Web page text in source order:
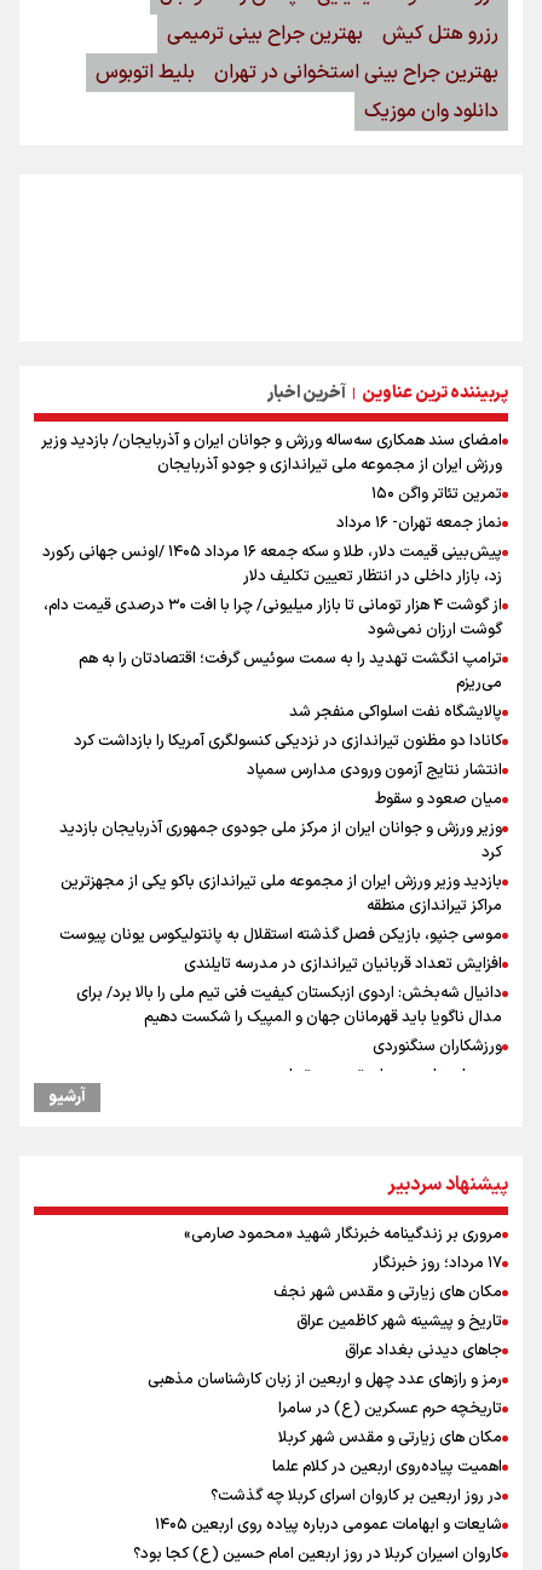
پربیننده ترین عناوین | آخرین اخبار
امضای سند همکاری سه‌ساله ورزش و جوانان ایران و آذربایجان/ بازدید وزیر
ورزش ایران از مجموعه ملی تیراندازی و جودو آذربایجان
تمرین تئاتر واگن ۱۵۰
نماز جمعه تهران- ۱۶ مرداد
پیش‌بینی قیمت دلار، طلا و سکه جمعه ۱۶ مرداد ۱۴۰۵ /اونس جهانی رکورد
زد، بازار داخلی در انتظار تعیین تکلیف دلار
از گوشت ۴ هزار تومانی تا بازار میلیونی/ چرا با افت ۳۰ درصدی قیمت دام،
گوشت ارزان نمی‌شود
ترامپ انگشت تهدید را به سمت سوئیس گرفت؛ اقتصادتان را به هم
می‌ریزم
پالایشگاه نفت اسلواکی منفجر شد
کانادا دو مظنون تیراندازی در نزدیکی کنسولگری آمریکا را بازداشت کرد
انتشار نتایج آزمون ورودی مدارس سمپاد
میان صعود و سقوط
وزیر ورزش و جوانان ایران از مرکز ملی جودوی جمهوری آذربایجان بازدید
کرد
بازدید وزیر ورزش ایران از مجموعه ملی تیراندازی باکو یکی از مجهزترین
مراکز تیراندازی منطقه
موسی جنپو، بازیکن فصل گذشته استقلال به پانتولیکوس یونان پیوست
افزایش تعداد قربانیان تیراندازی در مدرسه تایلندی
دانیال شه‌بخش: اردوی ازبکستان کیفیت فنی تیم ملی را بالا برد/ برای
مدال ناگویا باید قهرمانان جهان و المپیک را شکست دهیم
ورزشکاران سنگنوردی
یمن، ایستاده در برابر تحریم و تجاوز
رئیس جمهور : آیا انجام مذاکرات باعث بروز جنگ شد؟
پزشکیان : آمریکا تلاش می‌کند همسایگان را علیه ما بسیج کند
خطیب جمعه تهران: دشمن شکست مفتضحانه خورده و به التماس افتاده،
ادبیات باخت را هم بلد نیست
افتتاحیه جشنواره نمايش عروسكى تهران-مبارك
دلیل تأکید پزشکیان بر اجرای طرح محله‌محوری و مسجدمحوری چیست؟
خبر سخنگوی کمیسیون امنیت از توافق در چارچوب کلی مذاکرات ایران و
عمان بر سر تنگه هرمز
آرشیو
پیشنهاد سردبیر
مروری بر زندگینامه خبرنگار شهید «محمود صارمی»
۱۷ مرداد؛ روز خبرنگار
مکان های زیارتی و مقدس شهر نجف
تاریخ و پیشینه شهر کاظمین عراق
جاهای دیدنی بغداد عراق
رمز و رازهای عدد چهل و اربعین از زبان کارشناسان مذهبی
تاریخچه حرم عسکرین (ع) در سامرا
مکان های زیارتی و مقدس شهر کربلا
اهمیت پیاده‌روی اربعین در کلام علما
در روز اربعین بر کاروان اسرای کربلا چه گذشت؟
شایعات و ابهامات عمومی درباره پیاده روی اربعین ۱۴۰۵
کاروان اسیران کربلا در روز اربعین امام حسین (ع) کجا بود؟
رزرو هتل کیش
بهترین جراح بینی ترمیمی
بهترین جراح بینی استخوانی در تهران
بلیط اتوبوس
دانلود وان موزیک